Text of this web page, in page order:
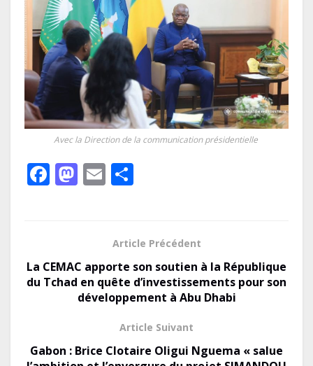
Avec la Direction de la communication présidentielle
F
o
o
M
o
n
E
g
er
Article Précédent
La CEMAC apporte son soutien à la République
du Tchad en quête d’investissements pour son
développement à Abu Dhabi
Article Suivant
Gabon : Brice Clotaire Oligui Nguema « salue